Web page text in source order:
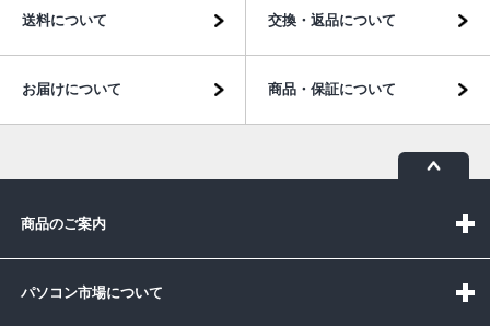
送料について 交換・返品について
お届けについて 商品・保証について
商品のご案内
パソコン市場について